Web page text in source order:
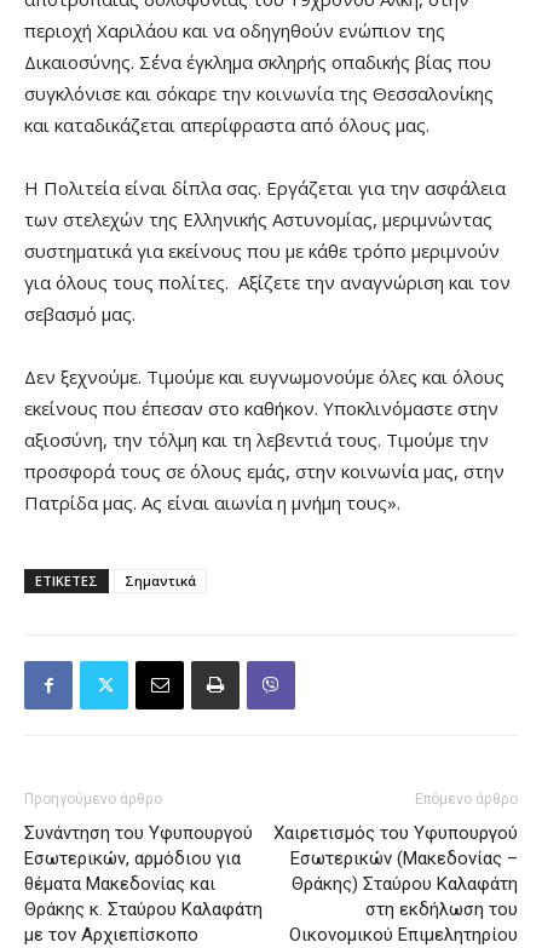
περιοχή Χαριλάου και να οδηγηθούν ενώπιον της
Δικαιοσύνης. Σ΄ένα έγκλημα σκληρής οπαδικής βίας που
συγκλόνισε και σόκαρε την κοινωνία της Θεσσαλονίκης
και καταδικάζεται απερίφραστα από όλους μας.
Η Πολιτεία είναι δίπλα σας. Εργάζεται για την ασφάλεια
των στελεχών της Ελληνικής Αστυνομίας, μεριμνώντας
συστηματικά για εκείνους που με κάθε τρόπο μεριμνούν
για όλους τους πολίτες. Αξίζετε την αναγνώριση και τον
σεβασμό μας.
Δεν ξεχνούμε. Τιμούμε και ευγνωμονούμε όλες και όλους
εκείνους που έπεσαν στο καθήκον. Υποκλινόμαστε στην
αξιοσύνη, την τόλμη και τη λεβεντιά τους. Τιμούμε την
προσφορά τους σε όλους εμάς, στην κοινωνία μας, στην
Πατρίδα μας. Ας είναι αιωνία η μνήμη τους».
ΕΤΙΚΕΤΕΣ Σημαντικά
Προηγούμενο άρθρο
Συνάντηση του Υφυπουργού
Εσωτερικών, αρμόδιου για
θέματα Μακεδονίας και
Θράκης κ. Σταύρου Καλαφάτη
με τον Αρχιεπίσκοπο
Επόμενο άρθρο
Χαιρετισμός του Υφυπουργού
Εσωτερικών (Μακεδονίας –
Θράκης) Σταύρου Καλαφάτη
στη εκδήλωση του
Οικονομικού Επιμελητηρίου